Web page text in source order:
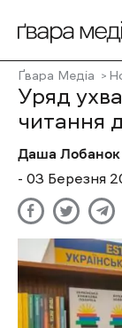
Ґвара Медіа
Уряд
читання
Даша Лобанок
- 03 Березня